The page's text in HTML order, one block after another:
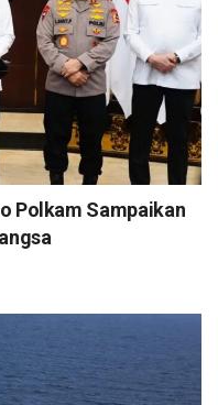
Polkam Sampaikan